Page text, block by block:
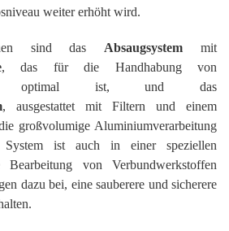
weiter erhöht wird.
sind das Absaugsystem mit
, das für die Handhabung von
optimal ist, und das
, ausgestattet mit Filtern und einem
großvolumige Aluminiumverarbeitung
System ist auch in einer speziellen
von Verbundwerkstoffen
dazu bei, eine sauberere und sicherere